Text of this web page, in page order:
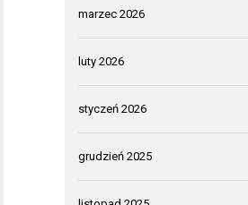
marzec 2026
luty 2026
styczeń 2026
grudzień 2025